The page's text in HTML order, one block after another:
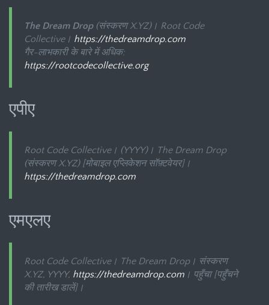
The Dream Drop(संस्करण X.YZ)। Root Code
Collective। https://thedreamdrop.com
गैर-लाभकारी के बारे में अधिक:
https://rootcodecollective.org
एपीए
Root Code Collective। (YYYY)। The Dream Drop
(संस्करण X.YZ) [मोबाइल एप्लिकेशन सॉफ़्टवेयर]।
https://thedreamdrop.com
एमएलए
Root Code Collective। The Dream Drop। संस्करण
X.YZ, YYYY, https://thedreamdrop.com । पहुँचा [पहुँचने
की तारीख डालें]।